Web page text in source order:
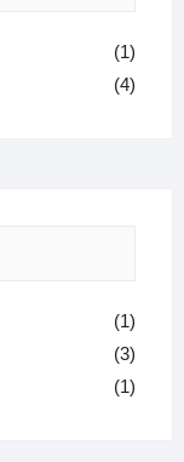
(1)
(4)
(1)
(3)
(1)